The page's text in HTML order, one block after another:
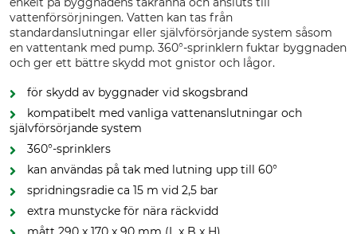
vattenförsörjningen. Vatten kan tas från
standardanslutningar eller självförsörjande system såsom
en vattentank med pump. 360°-sprinklern fuktar byggnaden
och ger ett bättre skydd mot gnistor och lågor.
för skydd av byggnader vid skogsbrand
kompatibelt med vanliga vattenanslutningar och
självförsörjande system
360°-sprinklers
kan användas på tak med lutning upp till 60°
spridningsradie ca 15 m vid 2,5 bar
extra munstycke för nära räckvidd